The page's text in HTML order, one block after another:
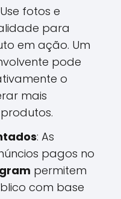
fotos e
para
em ação. Um
pode
o
mais
: As
pagos no
permitem
com base